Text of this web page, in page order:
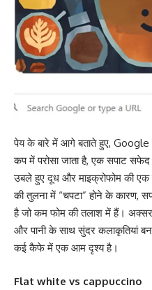
पेय के बारे में आगे बताते हुए, Google
कप में परोसा जाता है, एक सपाट
उबले हुए दूध और माइक्रोफोम की एक
की तुलना में “चपटा” होने के कारण,
है जो कम फोम की तलाश में हैं।
और पानी के साथ सुंदर कलाकृतियां
कई कैफे में एक आम दृश्य है।
Flat white vs cappuccino